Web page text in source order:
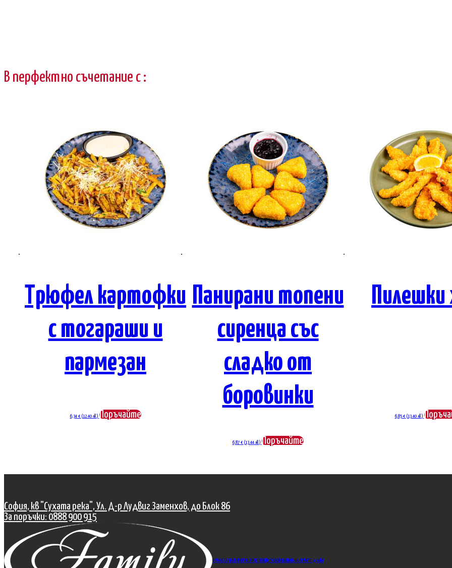
В перфектно съчетание с :
Трюфел картофки
с тогараши и
пармезан
6,34 € (12.40 лв.) Поръчайте
Панирани топени
сиренца със
сладко от
боровинки
6,87 € (13.44 лв.) Поръчайте
Пилешки
6,85 € (13.40 лв.)
София, кв "Сухата река", Ул. Д-р Лудвиг Заменхов, до Блок 86
За поръчки: 0888 900 915
НАЧАЛО ЗА НАСКАРИЕРИКОНТАКТИОБЩИ УСЛОВИЯЗАШИТА НА ЛИЧНИТЕ ДАННИ